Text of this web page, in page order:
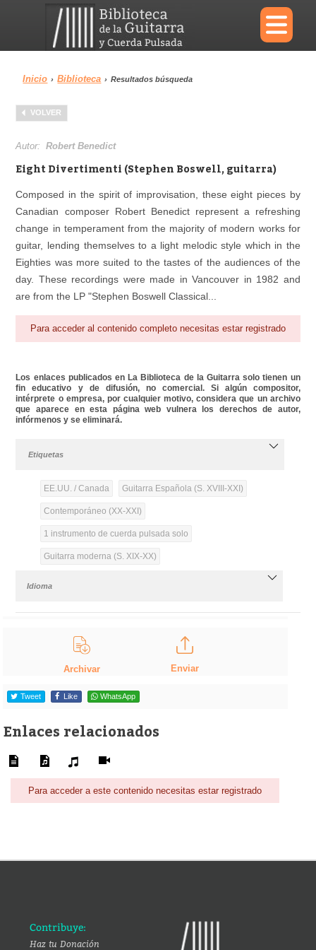
×
Menu
Biblioteca
Área personal Reproductor
Inicio › Biblioteca › Resultados búsqueda
VOLVER
Autor:Robert Benedict
Eight Divertimenti (Stephen Boswell, guitarra)
Composed in the spirit of improvisation, these eight pieces by
Canadian composer Robert Benedict represent a refreshing
change in temperament from the majority of modern works for
guitar, lending themselves to a light melodic style which in the
Eighties was more suited to the tastes of the audiences of the
day. These recordings were made in Vancouver in 1982 and
are from the LP "Stephen Boswell Classical...
Para acceder al contenido completo necesitas estar registrado
Los enlaces publicados en La Biblioteca de la Guitarra solo tienen un
fin educativo y de difusión, no comercial. Si algún compositor,
intérprete o empresa, por cualquier motivo, considera que un archivo
que aparece en esta página web vulnera los derechos de autor,
infórmenos y se eliminará.
Etiquetas
EE.UU. / Canada Guitarra Española (S. XVIII-XXI)
Contemporáneo (XX-XXI)
1 instrumento de cuerda pulsada solo
Guitarra moderna (S. XIX-XX)
Idioma
Archivar Enviar
Tweet Like WhatsApp
Enlaces relacionados
Para acceder a este contenido necesitas estar registrado
Contribuye:
Haz tu Donación